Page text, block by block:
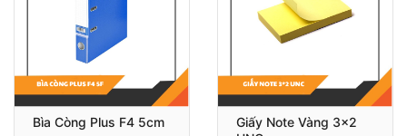
Bìa Còng Plus F4 5cm
Giấy Note Vàng 3x2